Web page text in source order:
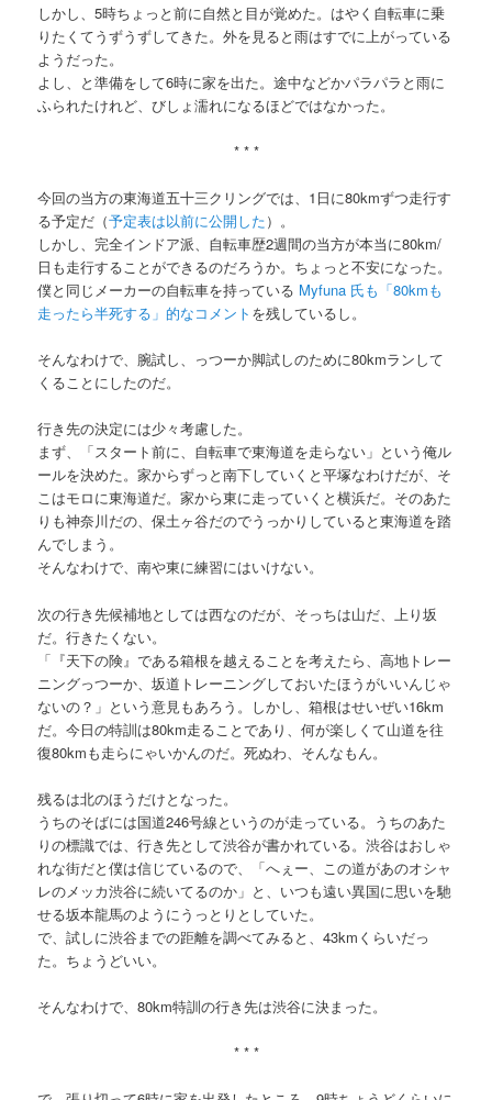
しかし、5時ちょっと前に自然と目が覚めた。はやく自転車に乗
りたくてうずうずしてきた。外を見ると雨はすでに上がっている
ようだった。
よし、と準備をして6時に家を出た。途中などかパラパラと雨に
ふられたけれど、びしょ濡れになるほどではなかった。
* * *
今回の当方の東海道五十三クリングでは、1日に80kmずつ走行す
る予定だ（予定表は以前に公開した）。
しかし、完全インドア派、自転車歴2週間の当方が本当に80km/
日も走行することができるのだろうか。ちょっと不安になった。
僕と同じメーカーの自転車を持っている Myfuna 氏も「80kmも
走ったら半死する」的なコメント を残しているし。
そんなわけで、腕試し、っつーか脚試しのために80kmランして
くることにしたのだ。
行き先の決定には少々考慮した。
まず、「スタート前に、自転車で東海道を走らない」という俺ル
ールを決めた。家からずっと南下していくと平塚なわけだが、そ
こはモロに東海道だ。家から東に走っていくと横浜だ。そのあた
りも神奈川だの、保土ヶ谷だのでうっかりしていると東海道を踏
んでしまう。
そんなわけで、南や東に練習にはいけない。
次の行き先候補地としては西なのだが、そっちは山だ、上り坂
だ。行きたくない。
「『天下の険』である箱根を越えることを考えたら、高地トレー
ニングっつーか、坂道トレーニングしておいたほうがいいんじゃ
ないの？」という意見もあろう。しかし、箱根はせいぜい16km
だ。今日の特訓は80km走ることであり、何が楽しくて山道を往
復80kmも走らにゃいかんのだ。死ぬわ、そんなもん。
残るは北のほうだけとなった。
うちのそばには国道246号線というのが走っている。うちのあた
りの標識では、行き先として渋谷が書かれている。渋谷はおしゃ
れな街だと僕は信じているので、「へぇー、この道があのオシャ
レのメッカ渋谷に続いてるのか」と、いつも遠い異国に思いを馳
せる坂本龍馬のようにうっとりとしていた。
で、試しに渋谷までの距離を調べてみると、43kmくらいだっ
た。ちょうどいい。
そんなわけで、80km特訓の行き先は渋谷に決まった。
* * *